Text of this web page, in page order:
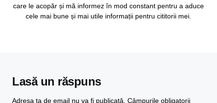
care le acopăr și mă informez în mod constant pentru a aduce
cele mai bune și mai utile informații pentru cititorii mei.
Lasă un răspuns
Adresa ta de email nu va fi publicată. Câmpurile obligatorii